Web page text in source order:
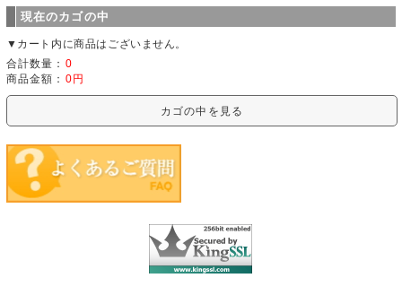
現在のカゴの中
▼カート内に商品はございません。
合計数量： 0
商品金額： 0円
カゴの中を見る